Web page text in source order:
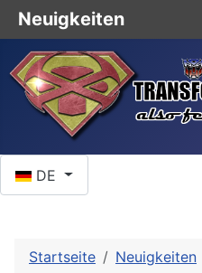
DE
Startseite Neuigkeiten
Neuigkeiten